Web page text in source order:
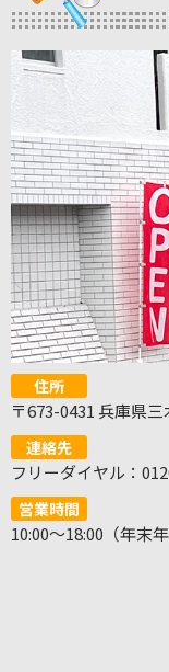
住所
〒673-0431 兵庫県
連絡先
フリーダイヤル：
営業時間
10:00～18:00（年末年